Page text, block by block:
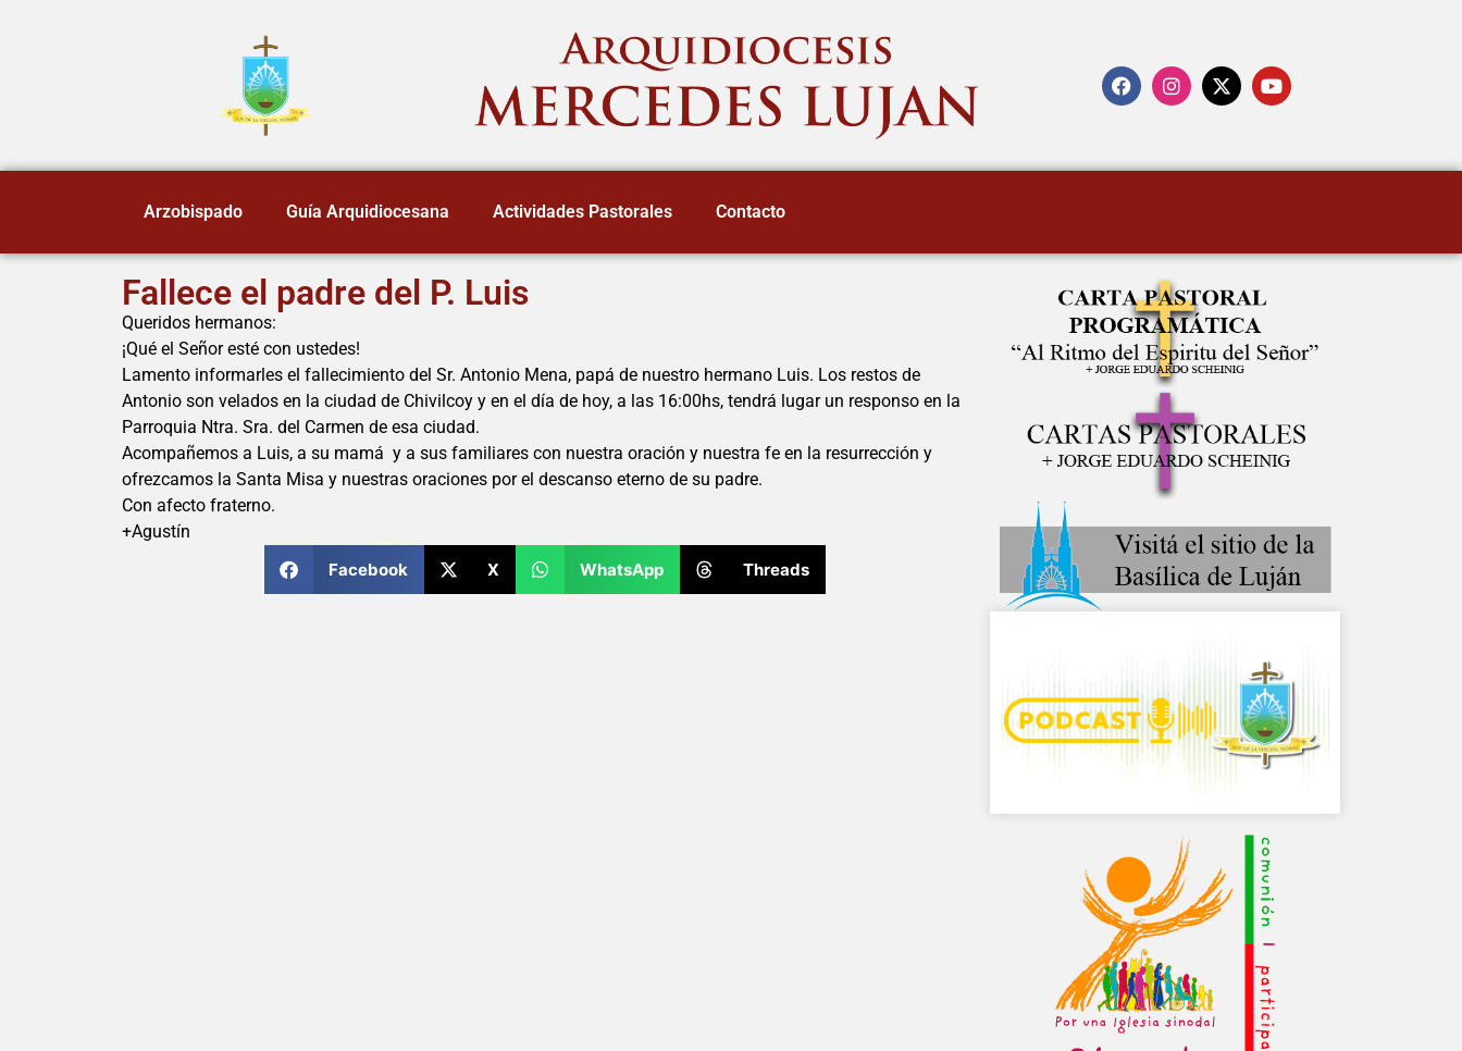
Arzobispado Guía Arquidiocesana Actividades Pastorales Contacto
Fallece el padre del P. Luis
Queridos hermanos:
¡Qué el Señor esté con ustedes!
Lamento informarles el fallecimiento del Sr. Antonio Mena, papá de nuestro hermano Luis. Los restos de
Antonio son velados en la ciudad de Chivilcoy y en el día de hoy, a las 16:00hs, tendrá lugar un responso en la
Parroquia Ntra. Sra. del Carmen de esa ciudad.
Acompañemos a Luis, a su mamá y a sus familiares con nuestra oración y nuestra fe en la resurrección y
ofrezcamos la Santa Misa y nuestras oraciones por el descanso eterno de su padre.
Con afecto fraterno.
+Agustín
Facebook
X WhatsApp Threads